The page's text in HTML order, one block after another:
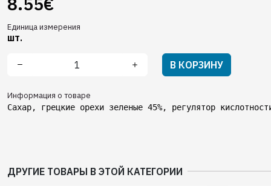
Единица измерения
шт.
В КОРЗИНУ
Информация о товаре
Сахар, грецкие орехи зеленые 45%, регулятор
ДРУГИЕ ТОВАРЫ В ЭТОЙ КАТЕГОРИИ